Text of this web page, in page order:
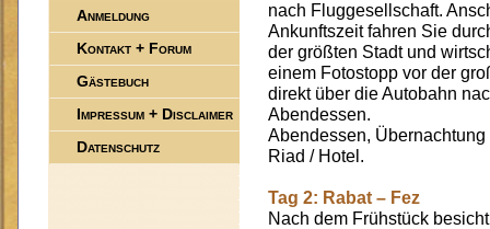
nach Fluggesellschaft.
Ankunftszeit fahren Sie
der größten Stadt und
einem Fotostopp vor der
direkt über die Autobahn
Abendessen.
Abendessen,
Riad / Hotel.
Tag 2: Rabat – Fez
Nach dem Frühstück
Anmeldung
Kontakt + Forum
Gästebuch
Impressum + Disclaimer
Datenschutz